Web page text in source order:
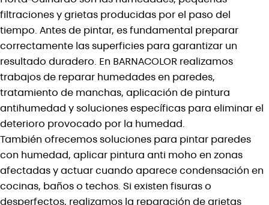
filtraciones y grietas producidas por el paso del
tiempo. Antes de pintar, es fundamental preparar
correctamente las superficies para garantizar un
resultado duradero. En BARNACOLOR realizamos
trabajos de reparar humedades en paredes,
tratamiento de manchas, aplicación de pintura
antihumedad y soluciones específicas para eliminar el
deterioro provocado por la humedad.
También ofrecemos soluciones para pintar paredes
con humedad, aplicar pintura anti moho en zonas
afectadas y actuar cuando aparece condensación en
cocinas, baños o techos. Si existen fisuras o
desperfectos, realizamos la reparación de grietas